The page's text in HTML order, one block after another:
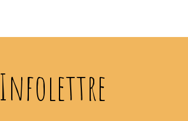
Infolettre